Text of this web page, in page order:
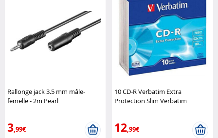
Rallonge jack 3.5 mm mâle-
femelle - 2m Pearl
3,99€
10 CD-R Verbatim Extra
Protection Slim Verbatim
12,99€